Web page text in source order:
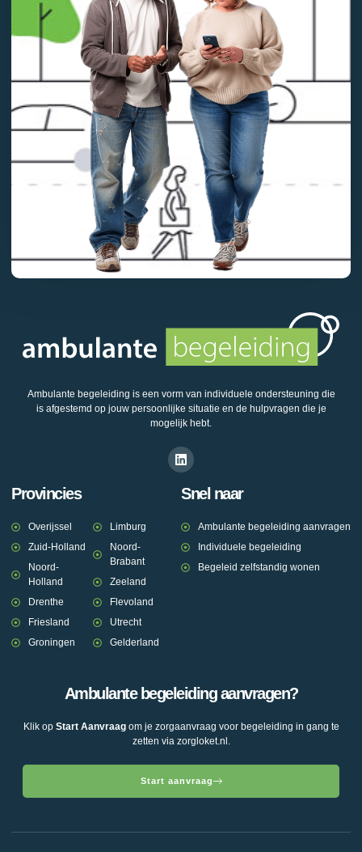
Ambulante begeleiding is een vorm van individuele ondersteuning die
is afgestemd op jouw persoonlijke situatie en de hulpvragen die je
mogelijk hebt.
Provincies
Overijssel
Zuid-Holland
Noord-
Holland
Drenthe
Friesland
Groningen
Limburg
Noord-
Brabant
Zeeland
Flevoland
Utrecht
Gelderland
Snel naar
Ambulante begeleiding aanvragen
Individuele begeleiding
Begeleid zelfstandig wonen
Ambulante begeleiding aanvragen?
Klik op Start Aanvraagom je zorgaanvraag voor begeleiding in gang te
zetten via zorgloket.nl.
Start aanvraag